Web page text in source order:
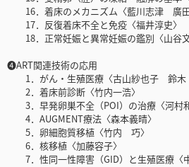
16．着床のメカニズム〈藍川志津 廣
17．反復着床不全と免疫〈福井淳史〉
18．正常妊娠と異常妊娠の鑑別〈山谷文
❹ART関連技術の応用
1．がん・生殖医療〈古山紗也子 鈴木
2．着床前診断〈竹内一浩〉
3．早発卵巣不全（POI）の治療〈河村
4．AUGMENT療法〈森本義晴〉
5．卵細胞質移植〈竹内 巧〉
6．核移植〈加藤容子〉
7．性同一性障害（GID）と生殖医療〈